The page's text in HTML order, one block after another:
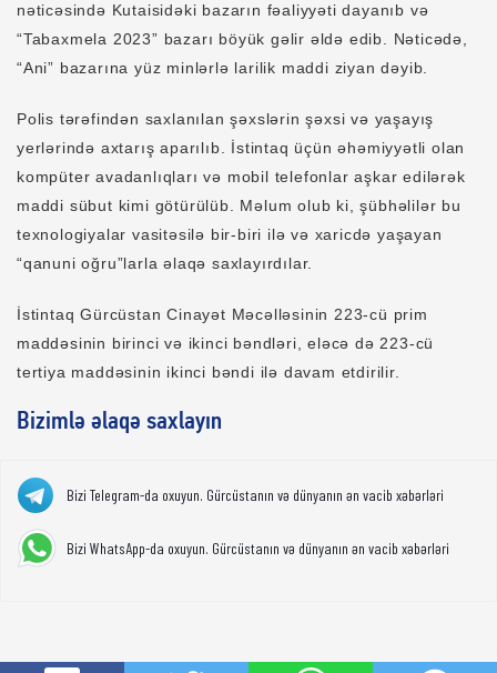
nəticəsində Kutaisidəki bazarın fəaliyyəti dayanıb və
“Tabaxmela 2023” bazarı böyük gəlir əldə edib. Nəticədə,
“Ani” bazarına yüz minlərlə larilik maddi ziyan dəyib.
Polis tərəfindən saxlanılan şəxslərin şəxsi və yaşayış
yerlərində axtarış aparılıb. İstintaq üçün əhəmiyyətli olan
kompüter avadanlıqları və mobil telefonlar aşkar edilərək
maddi sübut kimi götürülüb. Məlum olub ki, şübhəlilər bu
texnologiyalar vasitəsilə bir-biri ilə və xaricdə yaşayan
“qanuni oğru”larla əlaqə saxlayırdılar.
İstintaq Gürcüstan Cinayət Məcəlləsinin 223-cü prim
maddəsinin birinci və ikinci bəndləri, eləcə də 223-cü
tertiya maddəsinin ikinci bəndi ilə davam etdirilir.
Bizimlə əlaqə saxlayın
Bizi Telegram-da oxuyun. Gürcüstanın və dünyanın ən vacib xəbərləri
Bizi WhatsApp-da oxuyun. Gürcüstanın və dünyanın ən vacib xəbərləri